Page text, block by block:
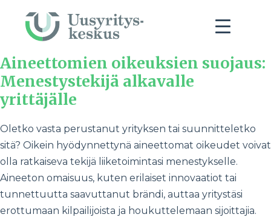
Aineettomien oikeuksien suojaus:
Menestystekijä alkavalle
yrittäjälle
Oletko vasta perustanut yrityksen tai suunnitteletko
sitä? Oikein hyödynnettynä aineettomat oikeudet voivat
olla ratkaiseva tekijä liiketoimintasi menestykselle.
Aineeton omaisuus, kuten erilaiset innovaatiot tai
tunnettuutta saavuttanut brändi, auttaa yritystäsi
erottumaan kilpailijoista ja houkuttelemaan sijoittajia.